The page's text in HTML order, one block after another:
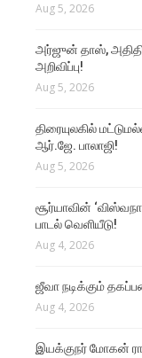
Aug 5, 2026
அர்ஜுன் தாஸ்,
அறிவிப்பு!
Aug 5, 2026
திரையுலகில்
ஆர்.ஜே. பாலாஜி!
Aug 5, 2026
சூர்யாவின்
பாடல் வெளியீடு!
Aug 4, 2026
ஜீவா நடிக்கும்
Aug 4, 2026
இயக்குநர் மோகன்